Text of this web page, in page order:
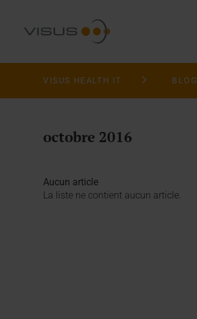
VISUS HEALTH IT BLOG
octobre 2016
Aucun article
La liste ne contient aucun article.